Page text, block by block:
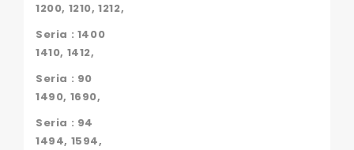
1200, 1210, 1212,
Seria : 1400
1410, 1412,
Seria : 90
1490, 1690,
Seria : 94
1494, 1594,